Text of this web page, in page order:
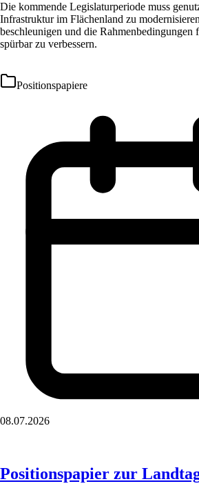
Die kommende Legislaturperiode muss
Infrastruktur im Flächenland zu
beschleunigen und die Rahmenbedingungen
spürbar zu verbessern.
Positionspapiere
08.07.2026
Positionspapier zur